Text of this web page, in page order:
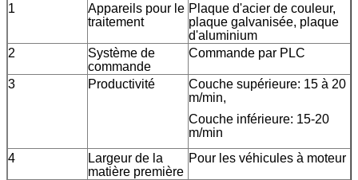
1
Appareils pour le
traitement
Plaque d'acier de couleur,
plaque galvanisée, plaque
d'aluminium
2
Système de
commande
Commande par PLC
3 Productivité
Couche supérieure: 15 à 20
m/min,
Couche inférieure: 15-20
m/min
4
Largeur de la
matière première
Pour les véhicules à moteur